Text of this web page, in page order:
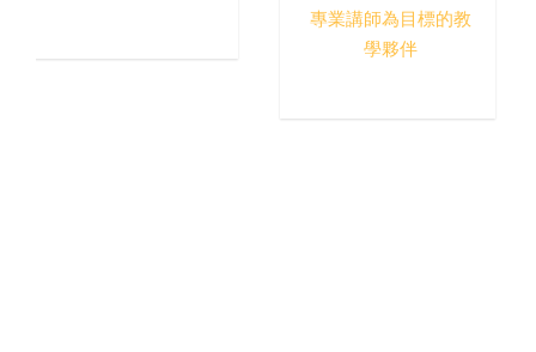
專業講師為目標的教
學夥伴